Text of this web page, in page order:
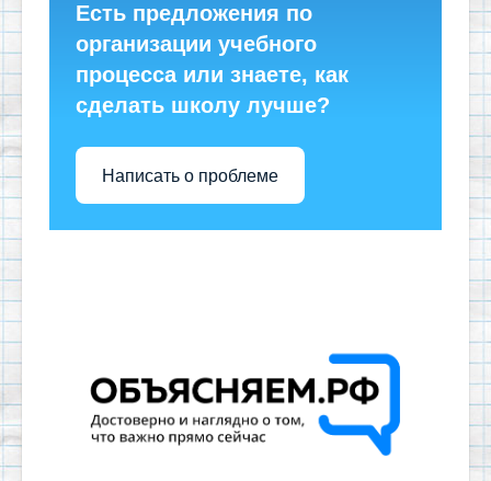
Есть предложения по
организации учебного
процесса или знаете, как
сделать школу лучше?
Написать о проблеме